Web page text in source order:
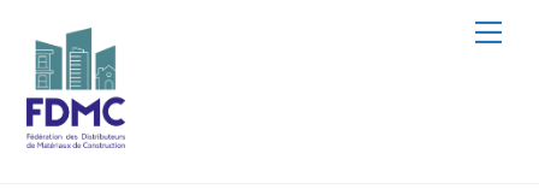
content